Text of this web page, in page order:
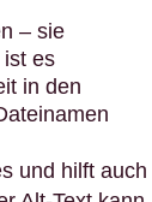
– sie
es
in den
und hilft auch